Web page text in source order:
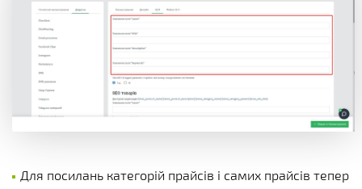
Для посилань категорій прайсів і самих прайсів тепер